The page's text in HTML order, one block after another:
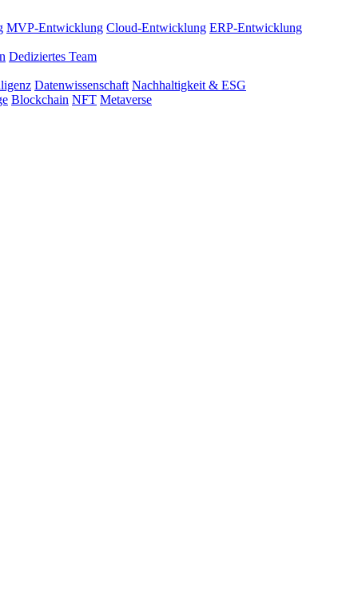
MVP-Entwicklung Cloud-Entwicklung ERP-Entwicklung
Dediziertes Team
Datenwissenschaft Nachhaltigkeit & ESG
Blockchain NFT Metaverse